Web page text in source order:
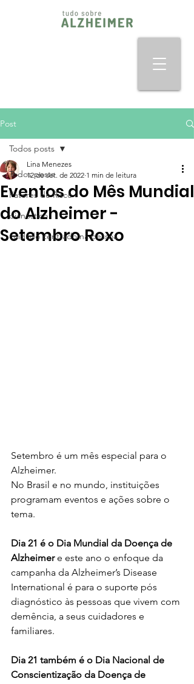
Post
Todos posts
Fatores de Risco
dianóstico
cuidado centrado na pessoa
Todos posts
Eventos do Mês Mundial
do Alzheimer -
Setembro Roxo
Lina Menezes
12 de set. de 2022 1 min de leitura
Setembro é um mês especial para o
Alzheimer.
No Brasil e no mundo, instituições
programam eventos e ações sobre o
tema.
Dia 21 é o Dia Mundial da Doença de
Alzheimer e este ano o enfoque da
campanha da Alzheimer’s Disease
International é para o suporte pós
diagnóstico às pessoas que vivem com
demência, a seus cuidadores e
familiares.
Dia 21 também é o Dia Nacional de
Conscientização da Doença de